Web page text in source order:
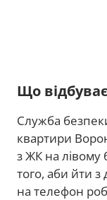
Що
Служба
квартири
з ЖК на лівому
того, аби йти з
на телефон